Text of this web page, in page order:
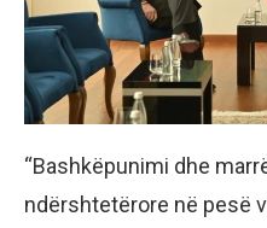
“Bashkëpunimi dhe
ndërshtetërore në pesë